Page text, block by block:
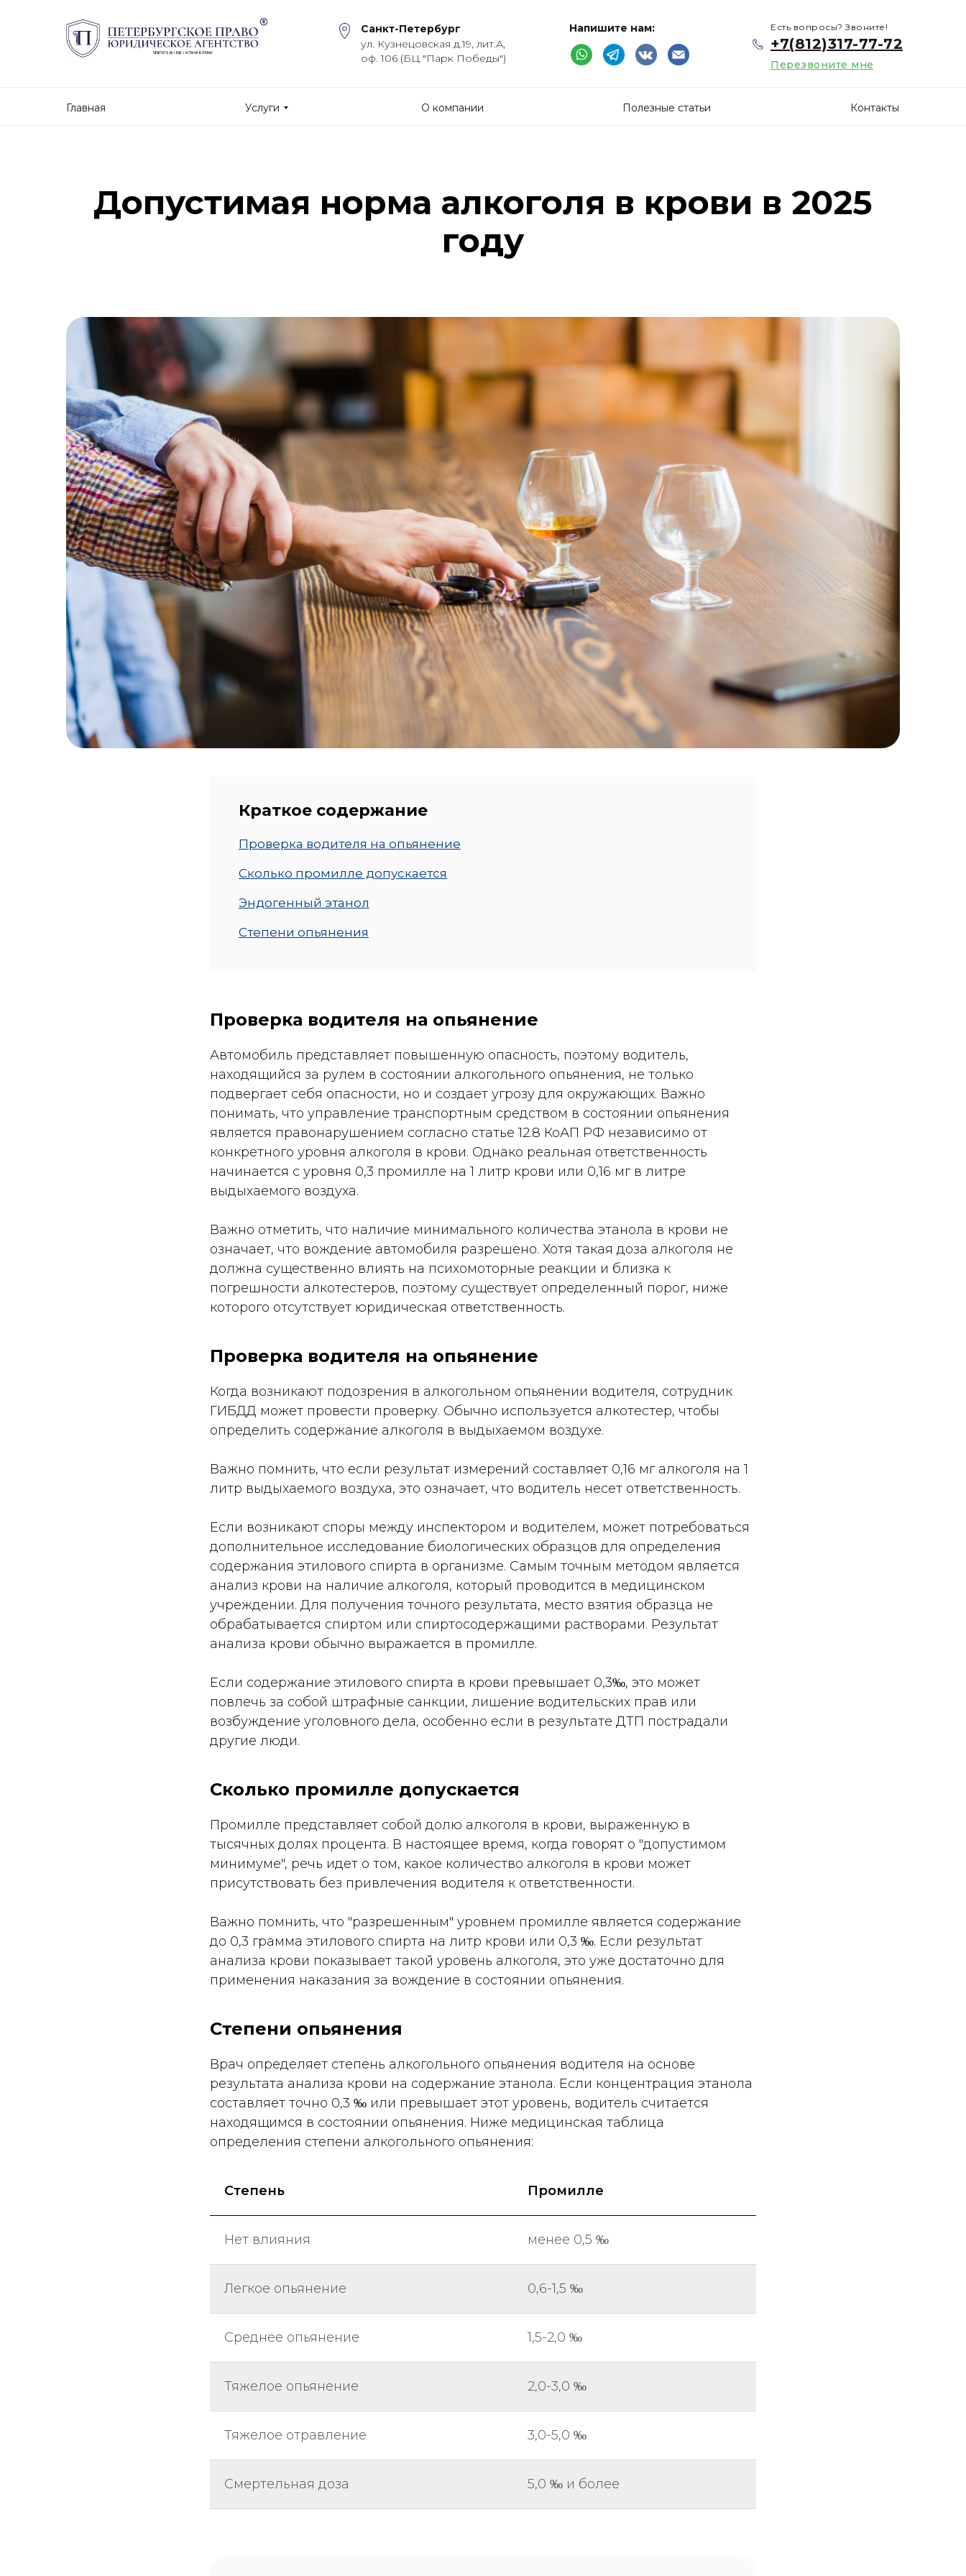
Санкт-Петербург
+7(812)317-77-72
Перезвоните мне
Есть вопросы? Звоните!
ул. Кузнецовская д.19, лит.А,
оф. 106 (БЦ "Парк Победы")
Напишите нам:
Контакты
Полезные статьи
О компании
Услуги
Главная
Допустимая норма алкоголя в крови в 2025
году
Краткое содержание
Проверка водителя на опьянение
Сколько промилле допускается
Эндогенный этанол
Степени опьянения
Проверка водителя на опьянение
Автомобиль представляет повышенную опасность, поэтому водитель,
находящийся за рулем в состоянии алкогольного опьянения, не только
подвергает себя опасности, но и создает угрозу для окружающих. Важно
понимать, что управление транспортным средством в состоянии опьянения
является правонарушением согласно статье 12.8 КоАП РФ независимо от
конкретного уровня алкоголя в крови. Однако реальная ответственность
начинается с уровня 0,3 промилле на 1 литр крови или 0,16 мг в литре
выдыхаемого воздуха.
Важно отметить, что наличие минимального количества этанола в крови не
означает, что вождение автомобиля разрешено. Хотя такая доза алкоголя не
должна существенно влиять на психомоторные реакции и близка к
погрешности алкотестеров, поэтому существует определенный порог, ниже
которого отсутствует юридическая ответственность.
Проверка водителя на опьянение
Когда возникают подозрения в алкогольном опьянении водителя, сотрудник
ГИБДД может провести проверку. Обычно используется алкотестер, чтобы
определить содержание алкоголя в выдыхаемом воздухе.
Важно помнить, что если результат измерений составляет 0,16 мг алкоголя на 1
литр выдыхаемого воздуха, это означает, что водитель несет ответственность.
Если возникают споры между инспектором и водителем, может потребоваться
дополнительное исследование биологических образцов для определения
содержания этилового спирта в организме. Самым точным методом является
анализ крови на наличие алкоголя, который проводится в медицинском
учреждении. Для получения точного результата, место взятия образца не
обрабатывается спиртом или спиртосодержащими растворами. Результат
анализа крови обычно выражается в промилле.
Если содержание этилового спирта в крови превышает 0,3‰, это может
повлечь за собой штрафные санкции, лишение водительских прав или
возбуждение уголовного дела, особенно если в результате ДТП пострадали
другие люди.
Сколько промилле допускается
Промилле представляет собой долю алкоголя в крови, выраженную в
тысячных долях процента. В настоящее время, когда говорят о "допустимом
минимуме", речь идет о том, какое количество алкоголя в крови может
присутствовать без привлечения водителя к ответственности.
Важно помнить, что "разрешенным" уровнем промилле является содержание
до 0,3 грамма этилового спирта на литр крови или 0,3 ‰. Если результат
анализа крови показывает такой уровень алкоголя, это уже достаточно для
применения наказания за вождение в состоянии опьянения.
Степени опьянения
Врач определяет степень алкогольного опьянения водителя на основе
результата анализа крови на содержание этанола. Если концентрация этанола
составляет точно 0,3 ‰ или превышает этот уровень, водитель считается
находящимся в состоянии опьянения. Ниже медицинская таблица
определения степени алкогольного опьянения:
Степень Промилле
Нет влияния менее 0,5 ‰
Легкое опьянение 0,6-1,5 ‰
Среднее опьянение 1,5-2,0 ‰
Тяжелое опьянение 2,0-3,0 ‰
Тяжелое отравление 3,0-5,0 ‰
Смертельная доза 5,0 ‰ и более